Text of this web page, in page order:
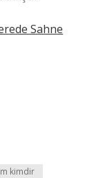
Sahne
kimdir